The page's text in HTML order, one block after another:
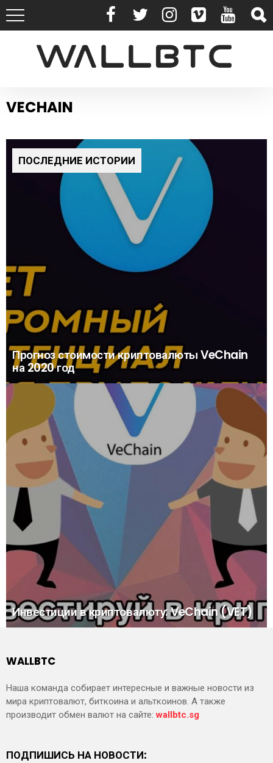
VECHAIN
ПОСЛЕДНИЕ ИСТОРИИ
Прогноз стоимости криптовалюты VeChain
на 2020 год
Инвестиции в криптовалюту: VeChain (VET)
WALLBTC
Наша команда собирает интересные и важные новости из
мира криптовалют, биткоина и альткоинов. А также
производит обмен валют на сайте:wallbtc.sg
ПОДПИШИСЬ НА НОВОСТИ: